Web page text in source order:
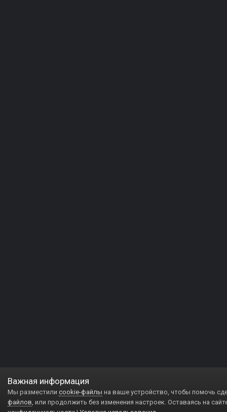
Важная информация
Мы разместили cookie-файлы на ваше устройство, чтобы помочь
файлов, или продолжить без изменения настроек. Оставаясь на